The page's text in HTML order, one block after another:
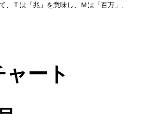
、Ｔは「兆」を意味し、Ｍは「百万」、
ャート